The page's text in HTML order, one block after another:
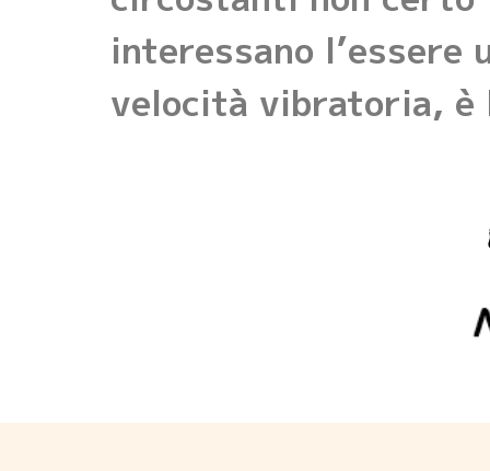
interessano
velocità vibratoria, è